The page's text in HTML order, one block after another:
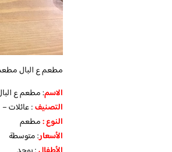
مطعم ع البال
الاسم: مطعم ع
التصنيف: عائلات –
النوع :مطعم
الأسعار:متوسطة